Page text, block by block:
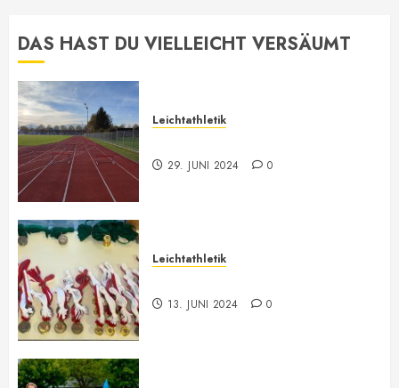
DAS HAST DU VIELLEICHT VERSÄUMT
Leichtathletik
29. JUNI 2024 0
Leichtathletik
13. JUNI 2024 0